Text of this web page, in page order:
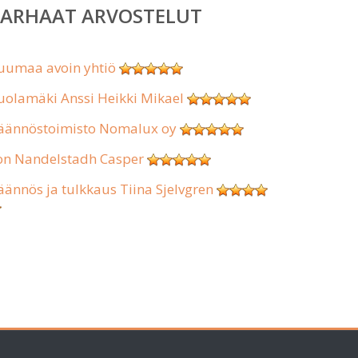
ARVOSTELUT
avoin yhtiö
Anssi Heikki Mikael
Nomalux oy
Nandelstadh Casper
ja tulkkaus Tiina Sjelvgren